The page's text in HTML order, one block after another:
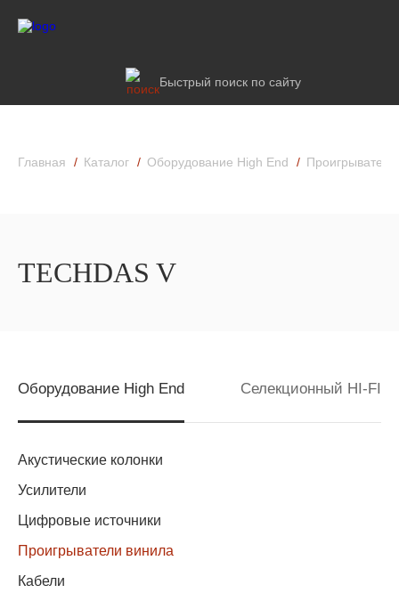
Быстрый поиск по сайту
Главная Каталог Оборудование High End
TECHDAS V
Оборудование High End Селекционный HI-FI
Акустические колонки
Усилители
Цифровые источники
Проигрыватели винила
Кабели